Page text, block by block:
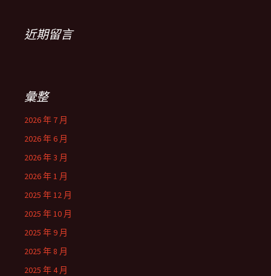
近期留言
彙整
2026 年 7 月
2026 年 6 月
2026 年 3 月
2026 年 1 月
2025 年 12 月
2025 年 10 月
2025 年 9 月
2025 年 8 月
2025 年 4 月